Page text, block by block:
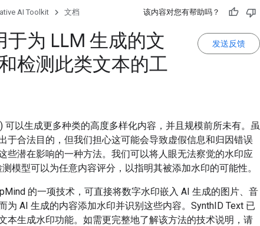
AI Toolkit 文档 该内容对您有帮助吗？
发送反馈
于为 LLM 生成的文
检测此类文本的工
可以生成更多种类的高度多样化内容，并且规模前所未有。虽
于合法目的，但我们担心这可能会导致虚假信息和归因错误
些潜在影响的一种方法。我们可以将人眼无法察觉的水印应
模型可以为任意内容评分，以指明其被添加水印的可能性。
的一项技术，可直接将数字水印嵌入 AI 生成的图片、音
为 AI 生成的内容添加水印并识别这些内容。SynthID Text 已
本生成水印功能。如需更完整地了解该方法的技术说明，请